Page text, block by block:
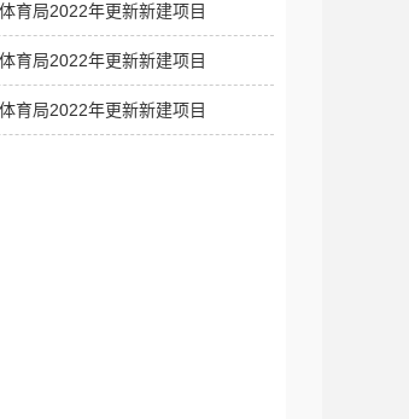
育局2022年更新新建项目
育局2022年更新新建项目
育局2022年更新新建项目